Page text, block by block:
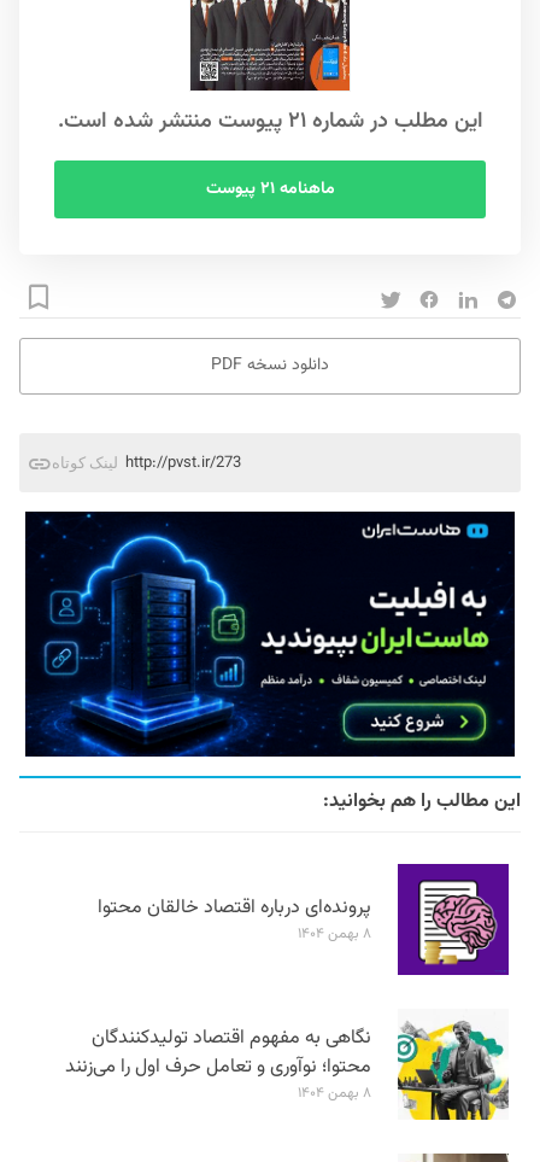
این مطلب در شماره ۲۱ پیوست منتشر شده است.
ماهنامه ۲۱ پیوست
دانلود نسخه PDF
لینک کوتاه http://pvst.ir/273
این مطالب را هم بخوانید:
پرونده‌ای درباره اقتصاد خالقان محتوا
۸ بهمن ۱۴۰۴
نگاهی به مفهوم اقتصاد تولیدکنندگان
محتوا؛ نوآوری و تعامل حرف اول را می‌زنند
۸ بهمن ۱۴۰۴